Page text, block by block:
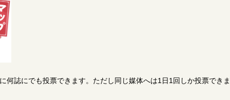
何誌にでも投票できます。ただし同じ媒体へは1日1回しか投票でき